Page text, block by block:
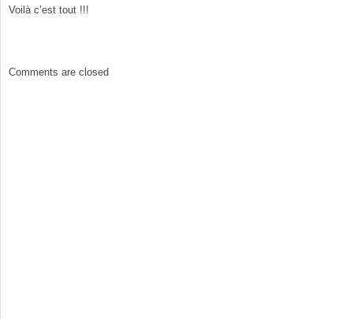
Voilà c’est tout !!!
Comments are closed